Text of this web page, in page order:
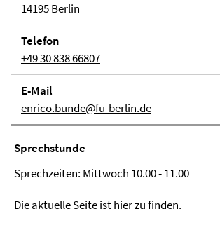
14195 Berlin
Telefon
+49 30 838 66807
E-Mail
enrico.bunde@fu-berlin.de
Sprechstunde
Sprechzeiten: Mittwoch 10.00 - 11.00
Die aktuelle Seite isthierzu finden.